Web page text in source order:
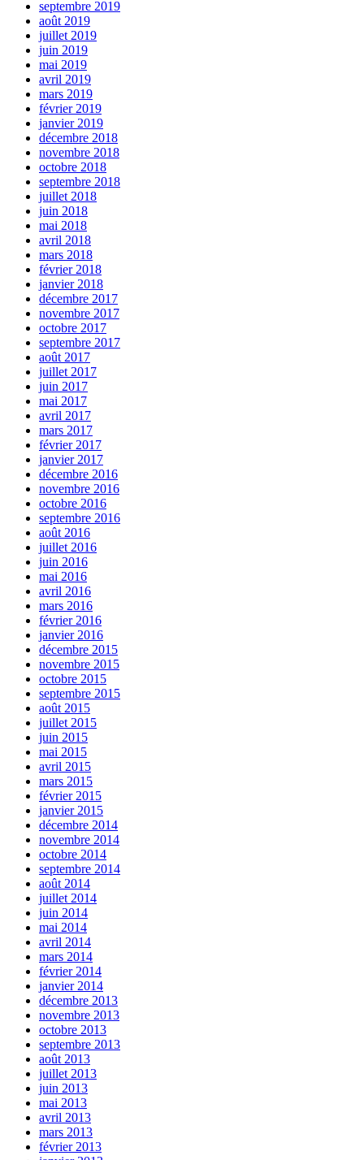
septembre 2019
août 2019
juillet 2019
juin 2019
mai 2019
avril 2019
mars 2019
février 2019
janvier 2019
décembre 2018
novembre 2018
octobre 2018
septembre 2018
juillet 2018
juin 2018
mai 2018
avril 2018
mars 2018
février 2018
janvier 2018
décembre 2017
novembre 2017
octobre 2017
septembre 2017
août 2017
juillet 2017
juin 2017
mai 2017
avril 2017
mars 2017
février 2017
janvier 2017
décembre 2016
novembre 2016
octobre 2016
septembre 2016
août 2016
juillet 2016
juin 2016
mai 2016
avril 2016
mars 2016
février 2016
janvier 2016
décembre 2015
novembre 2015
octobre 2015
septembre 2015
août 2015
juillet 2015
juin 2015
mai 2015
avril 2015
mars 2015
février 2015
janvier 2015
décembre 2014
novembre 2014
octobre 2014
septembre 2014
août 2014
juillet 2014
juin 2014
mai 2014
avril 2014
mars 2014
février 2014
janvier 2014
décembre 2013
novembre 2013
octobre 2013
septembre 2013
août 2013
juillet 2013
juin 2013
mai 2013
avril 2013
mars 2013
février 2013